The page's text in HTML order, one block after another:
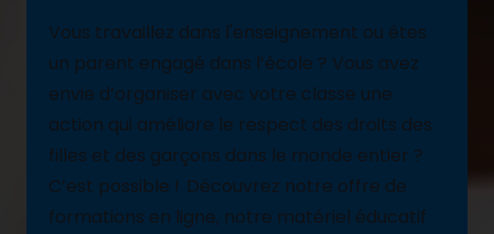
Vous travaillez dans l'enseignement ou êtes
un parent engagé dans l’école ? Vous avez
envie d’organiser avec votre classe une
action qui améliore le respect des droits des
filles et des garçons dans le monde entier ?
C’est possible ! Découvrez notre offre de
formations en ligne, notre matériel éducatif